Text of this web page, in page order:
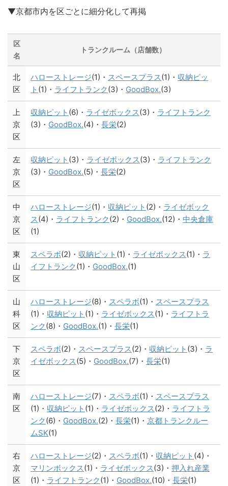
▼京都市内を区ごとに細分化して再掲
区
名
トランクルーム（店舗数）
北
区
ハローストレージ(1)・ スペースプラス(1)・ 収納ピッ
ト (1)・ ライフトランク(3)・ GoodBox.(3)
上
京
区
収納ピット (6)・ ライゼボックス(3)・ ライフトランク
(3)・ GoodBox.(4)・ 長栄(2)
左
京
区
収納ピット (3)・ ライゼボックス(3)・ ライフトランク
(3)・ GoodBox.(5)・ 長栄(2)
中
京
区
ハローストレージ(1)・ 収納ピット (2)・ ライゼボック
ス(4)・ ライフトランク(2)・ GoodBox.(12)・ 中央倉庫
(1)
東
山
区
スペラボ(2)・ 収納ピット (1)・ ライゼボックス(1)・ ラ
イフトランク(1)・ GoodBox.(1)
山
科
区
ハローストレージ(8)・ スペラボ(1)・ スペースプラス
(1)・ 収納ピット (1)・ ライゼボックス(1)・ ライフトラ
ンク(8)・ GoodBox.(1)・ 長栄(1)
下
京
区
スペラボ(2)・ スペースプラス(2)・ 収納ピット (3)・ ラ
イゼボックス(5)・ GoodBox.(7)・ 長栄(1)
南
区
ハローストレージ(7)・ スペラボ(1)・ スペースプラス
(1)・ 収納ピット (1)・ ライゼボックス(2)・ ライフトラ
ンク(6)・ GoodBox.(2)・ 長栄(1)・ 京都トランクルー
ムSK(1)
右
京
区
ハローストレージ(2)・ スペラボ(1)・ 収納ピット (4)・
マリンボックス(1)・ ライゼボックス(3)・ 押入れ産業
(1)・ ライフトランク(1)・ GoodBox.(10)・ 長栄(1)